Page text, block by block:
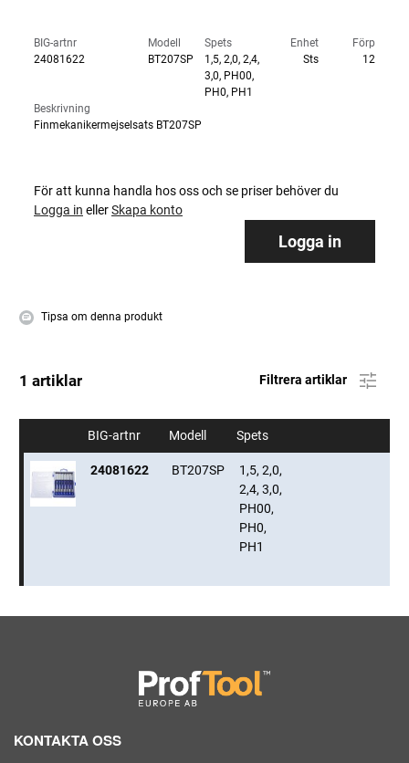
BIG-artnr
24081622
Modell
BT207SP
Spets
1,5, 2,0, 2,4,
3,0, PH00,
PH0, PH1
Enhet
Sts
Förp
12
Beskrivning
Finmekanikermejselsats BT207SP
För att kunna handla hos oss och se priser behöver du
Logga in ellerSkapa konto
Logga in
Tipsa om denna produkt
1 artiklar Filtrera artiklar
BIG-artnr Modell Spets
24081622 BT207SP
1,5, 2,0,
2,4, 3,0,
PH00,
PH0,
PH1
KONTAKTA OSS